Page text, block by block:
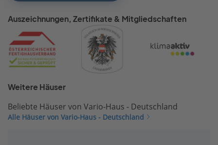
Auszeichnungen, Zertifikate & Mitgliedschaften
Weitere Häuser
Beliebte Häuser von Vario-Haus - Deutschland
Alle Häuser von Vario-Haus - Deutschland